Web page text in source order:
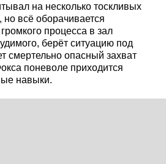
на несколько тоскливых
всё оборачивается
процесса в зал
берёт ситуацию под
смертельно опасный захват
поневоле приходится
навыки.